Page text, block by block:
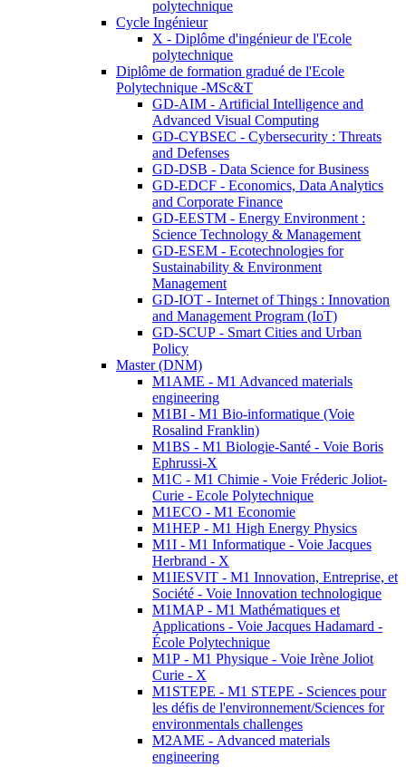
polytechnique
Cycle Ingénieur
X - Diplôme d'ingénieur de l'Ecole
polytechnique
Diplôme de formation gradué de l'Ecole
Polytechnique -MSc&T
GD-AIM - Artificial Intelligence and
Advanced Visual Computing
GD-CYBSEC - Cybersecurity : Threats
and Defenses
GD-DSB - Data Science for Business
GD-EDCF - Economics, Data Analytics
and Corporate Finance
GD-EESTM - Energy Environment :
Science Technology & Management
GD-ESEM - Ecotechnologies for
Sustainability & Environment
Management
GD-IOT - Internet of Things : Innovation
and Management Program (IoT)
GD-SCUP - Smart Cities and Urban
Policy
Master (DNM)
M1AME - M1 Advanced materials
engineering
M1BI - M1 Bio-informatique (Voie
Rosalind Franklin)
M1BS - M1 Biologie-Santé - Voie Boris
Ephrussi-X
M1C - M1 Chimie - Voie Fréderic Joliot-
Curie - Ecole Polytechnique
M1ECO - M1 Economie
M1HEP - M1 High Energy Physics
M1I - M1 Informatique - Voie Jacques
Herbrand - X
M1IESVIT - M1 Innovation, Entreprise, et
Société - Voie Innovation technologique
M1MAP - M1 Mathématiques et
Applications - Voie Jacques Hadamard -
École Polytechnique
M1P - M1 Physique - Voie Irène Joliot
Curie - X
M1STEPE - M1 STEPE - Sciences pour
les défis de l'environnement/Sciences for
environmentals challenges
M2AME - Advanced materials
engineering